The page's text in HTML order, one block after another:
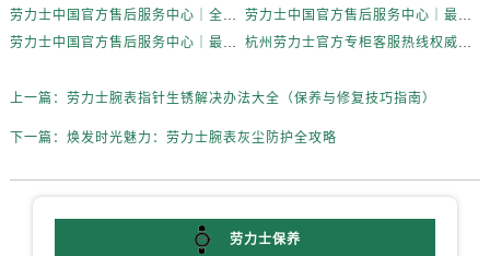
内蒙古自治区通辽市科尔沁区明仁大街劳力士售后服务中心（需提前预约）
内蒙古自治区乌海市海勃湾区人民南路劳力士售后服务中心（需提前预约）
劳力士中国官方售后服务中心｜全新服务热线及完整地址权威信息声明（2026年7月最新）
劳力士中国官方售后服务中心｜最新官方地址和全部热线权威信息通告（2026年7月最新）
劳力士中国官方售后服务中心｜最新地址及官方售后热线权威信息声明（2026年7月最新）
杭州劳力士官方专柜客服热线权威信息公告（2026年7月最新）
上一篇： 劳力士腕表指针生锈解决办法大全（保养与修复技巧指南）
下一篇： 焕发时光魅力：劳力士腕表灰尘防护全攻略
劳力士保养